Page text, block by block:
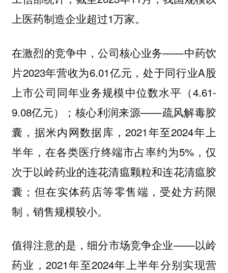
上医药制造企业超过1万家。
在激烈的竞争中，公司核心业务——中药饮
片2023年营收为6.01亿元，处于同行业A股
上市公司同年业务规模中位数水平（4.61-
9.08亿元）；核心利润来源——疏风解毒胶
囊，据米内网数据库，2021年至2024年上
半年，在各类医疗终端市占率约为5%，仅
次于以岭药业的连花清瘟颗粒和连花清瘟胶
囊；但在实体药店等零售端，受处方药限
制，销售规模较小。
值得注意的是，细分市场竞争企业——以岭
药业，2021年至2024年上半年分别实现营